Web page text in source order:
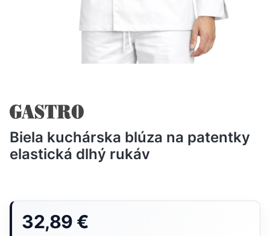
Biela kuchárska blúza na patentky
elastická dlhý rukáv
Cena
32,89 €